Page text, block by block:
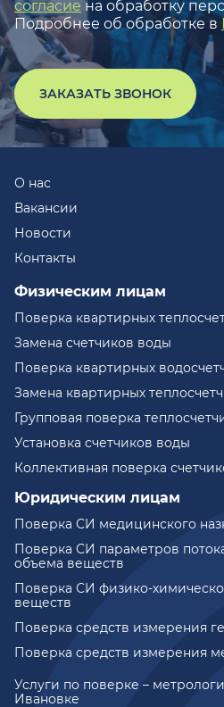
согласие на обработку
Подробнее об обработке в
ЗАКАЗАТЬ ЗВОНОК
Услуги по поверке –
Ивановке
О нас
Вакансии
Новости
Контакты
Физическим лицам
Поверка квартирных
Замена счетчиков воды
Поверка квартирных
Замена квартирных
Групповая поверка
Установка счетчиков воды
Коллективная поверка
Юридическим лицам
Поверка СИ медицинского
Поверка СИ параметров
объема веществ
Поверка СИ физико-
веществ
Поверка средств измерения
Поверка средств измерения